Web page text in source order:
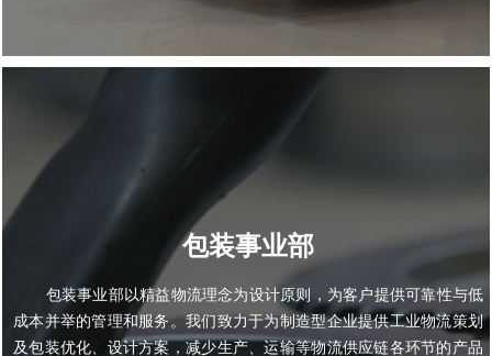
包装事业部
包装事业部以精益物流理念为设计原则，为客户提供可靠性与低
成本并举的管理和服务。我们致力于为制造型企业提供工业物流策划
及包装优化、设计方案，减少生产、运输等物流供应链各环节的产品